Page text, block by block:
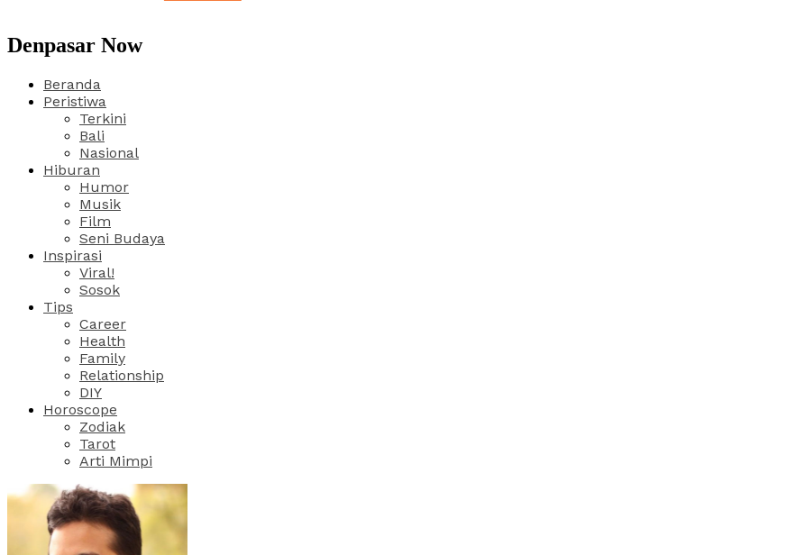
Denpasar Now
Beranda
Peristiwa
Terkini
Bali
Nasional
Hiburan
Humor
Musik
Film
Seni Budaya
Inspirasi
Viral!
Sosok
Tips
Career
Health
Family
Relationship
DIY
Horoscope
Zodiak
Tarot
Arti Mimpi